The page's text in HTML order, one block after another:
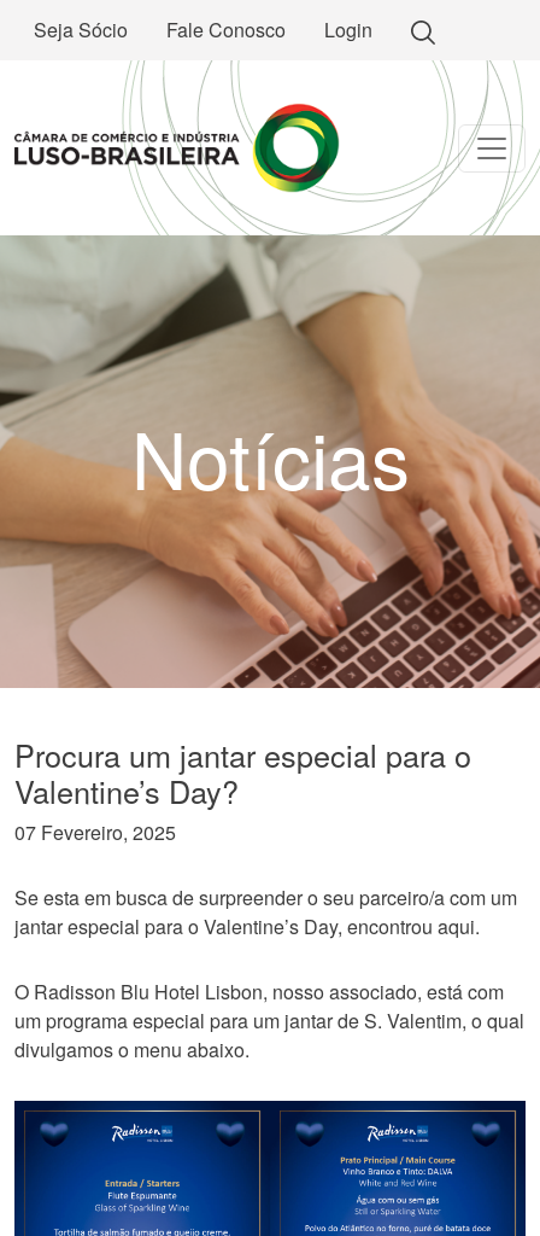
Seja Sócio Fale Conosco Login
Notícias
Procura um jantar especial para o
Valentine’s Day?
07 Fevereiro, 2025
Se esta em busca de surpreender o seu parceiro/a com um
jantar especial para o Valentine’s Day, encontrou aqui.
O Radisson Blu Hotel Lisbon, nosso associado, está com
um programa especial para um jantar de S. Valentim, o qual
divulgamos o menu abaixo.